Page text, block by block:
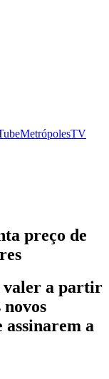
MetrópolesTV
preço de
valer a partir
novos
a